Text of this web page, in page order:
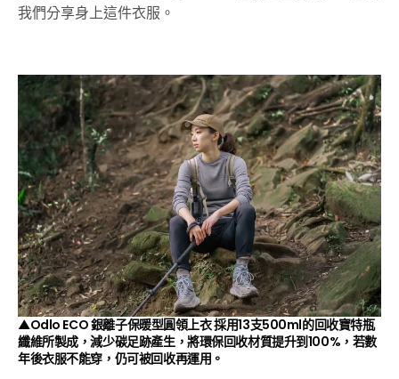
我們分享身上這件衣服。
▲Odlo ECO 銀離子保暖型圓領上衣 採用13支500ml的回收寶特瓶
纖維所製成，減少碳足跡產生，將環保回收材質提升到100%，若數
年後衣服不能穿，仍可被回收再運用。